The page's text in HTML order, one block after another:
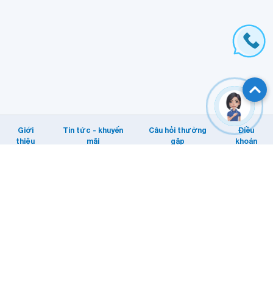
Giới
thiệu
Tin tức - khuyến
mãi
Câu hỏi thường
gặp
Điều
khoản